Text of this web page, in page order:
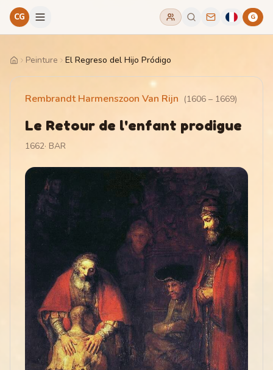
CG G
HomePeinture El Regreso del Hijo Pródigo
Rembrandt Harmenszoon Van Rijn (1606 – 1669)
Le Retour de l'enfant prodigue
1662· BAR